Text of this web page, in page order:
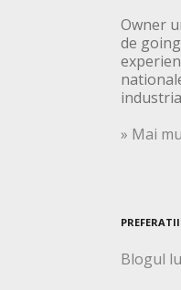
Owner
de
» Mai
Blogul